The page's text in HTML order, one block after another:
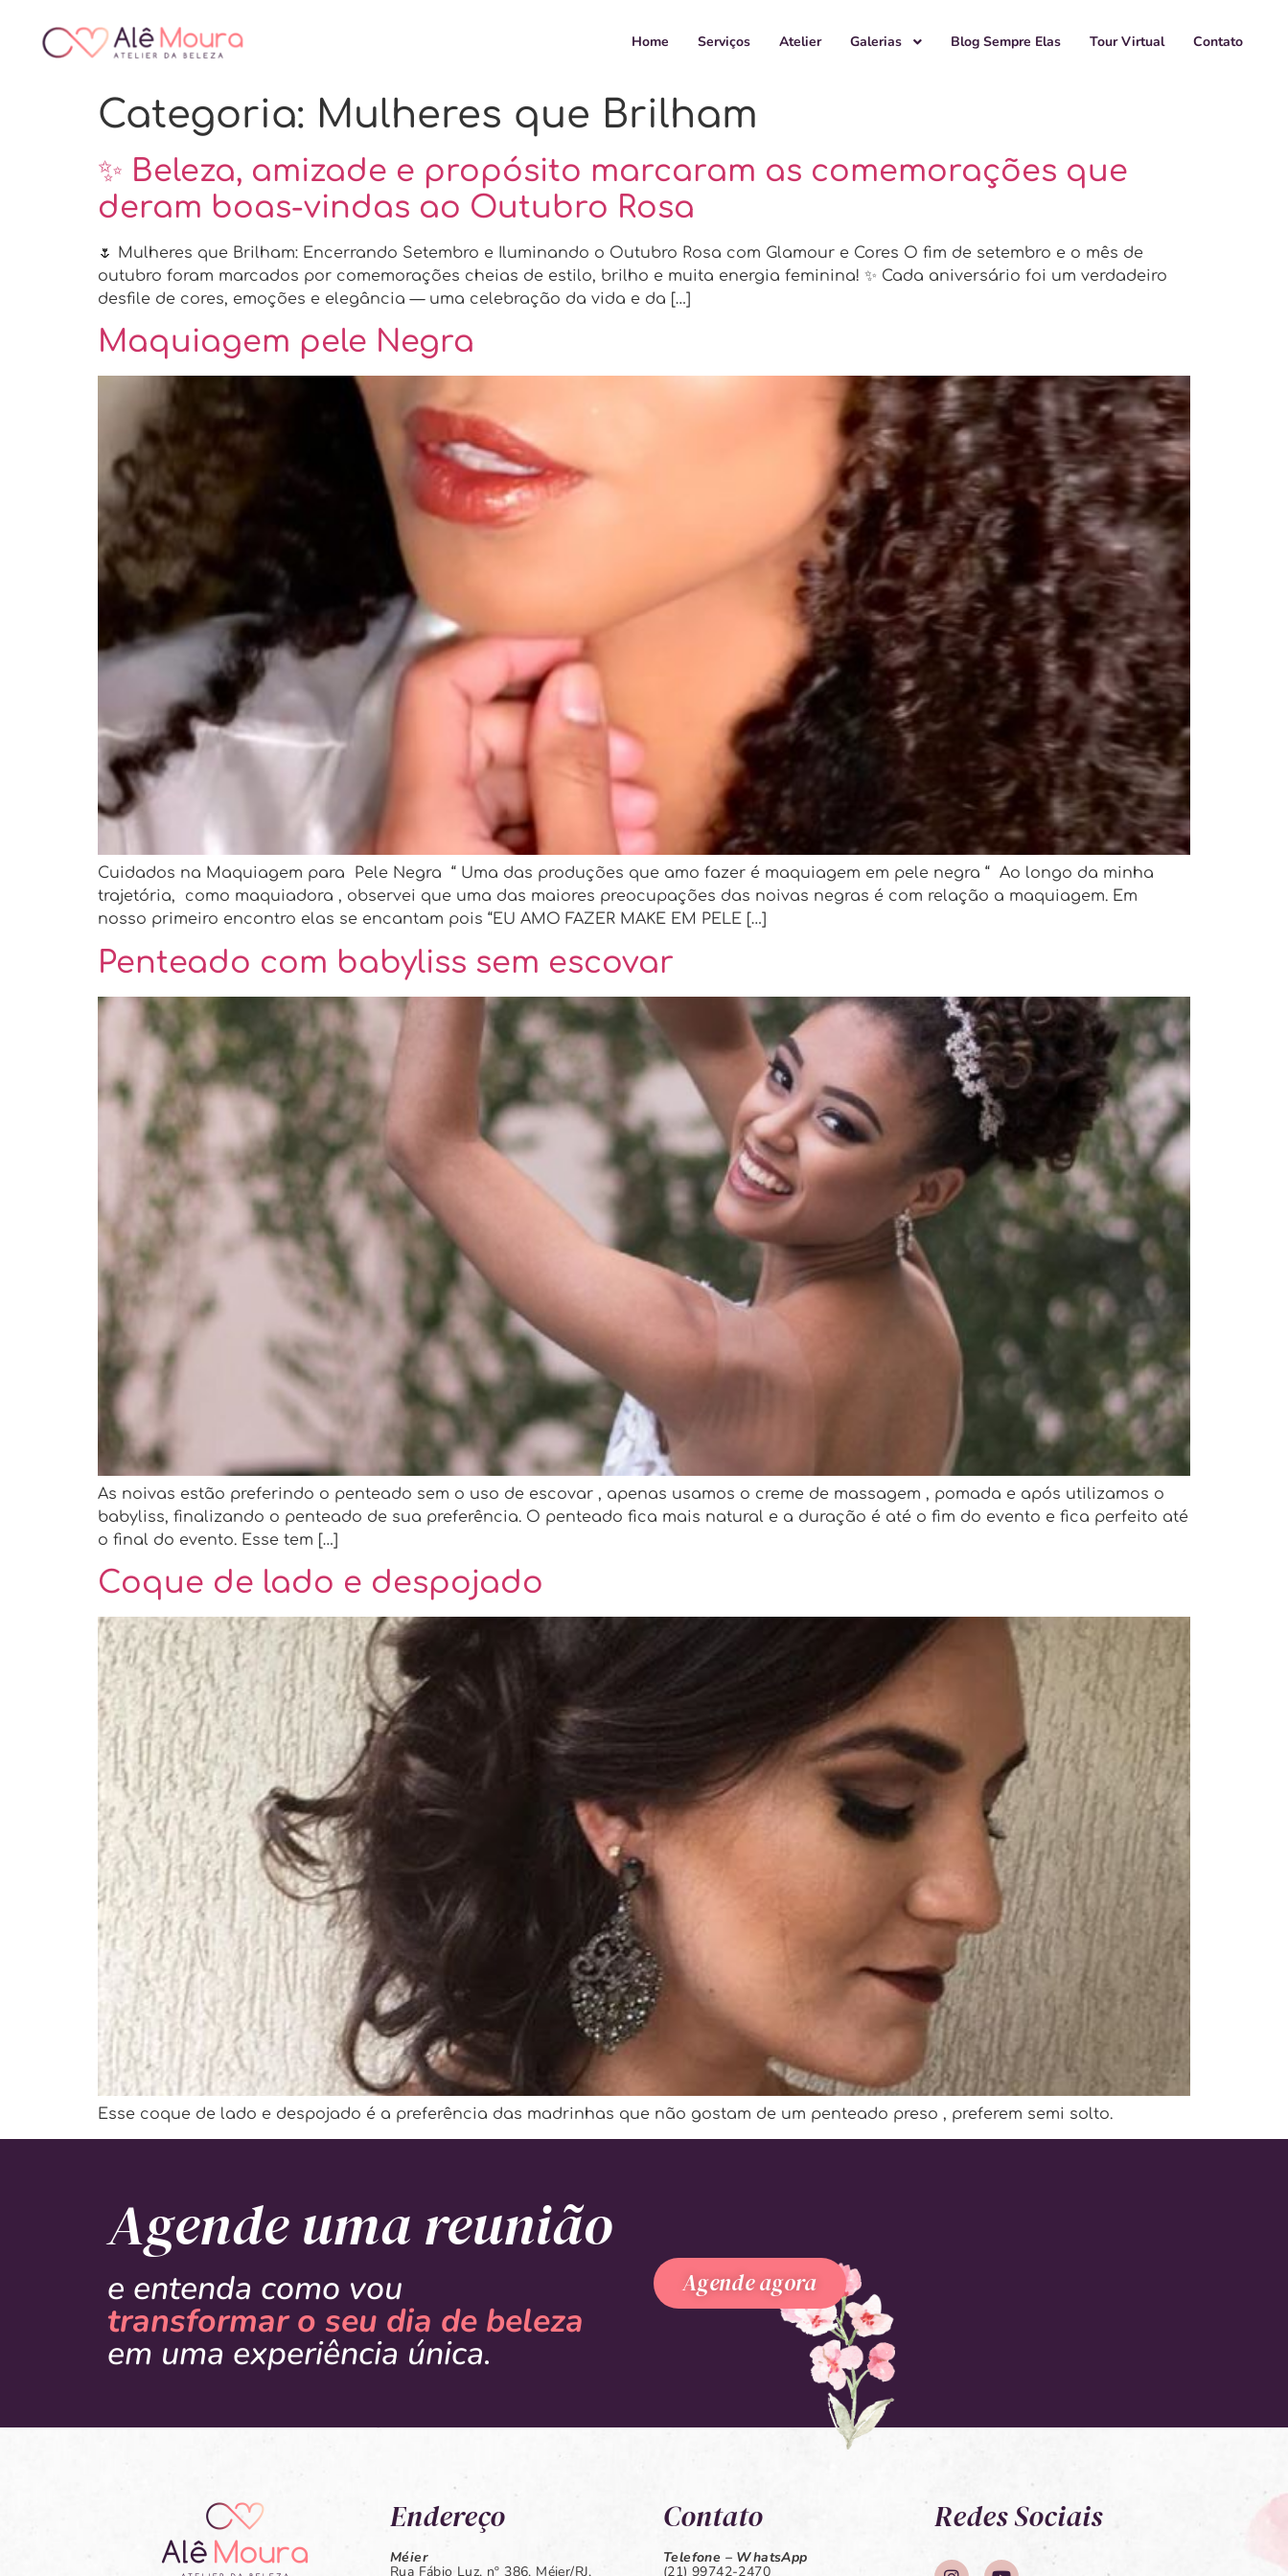
Home Serviços Atelier Galerias Blog Sempre Elas Tour Virtual Contato
Categoria: Mulheres que Brilham
✨ Beleza, amizade e propósito marcaram as comemorações que
deram boas-vindas ao Outubro Rosa
🌷 Mulheres que Brilham: Encerrando Setembro e Iluminando o Outubro Rosa com Glamour e Cores O fim de setembro e o mês de
outubro foram marcados por comemorações cheias de estilo, brilho e muita energia feminina! ✨ Cada aniversário foi um verdadeiro
desfile de cores, emoções e elegância — uma celebração da vida e da […]
Maquiagem pele Negra
Cuidados na Maquiagem para Pele Negra “ Uma das produções que amo fazer é maquiagem em pele negra “ Ao longo da minha
trajetória, como maquiadora , observei que uma das maiores preocupações das noivas negras é com relação a maquiagem. Em
nosso primeiro encontro elas se encantam pois “EU AMO FAZER MAKE EM PELE […]
Penteado com babyliss sem escovar
As noivas estão preferindo o penteado sem o uso de escovar , apenas usamos o creme de massagem , pomada e após utilizamos o
babyliss, finalizando o penteado de sua preferência. O penteado fica mais natural e a duração é até o fim do evento e fica perfeito até
o final do evento. Esse tem […]
Coque de lado e despojado
Esse coque de lado e despojado é a preferência das madrinhas que não gostam de um penteado preso , preferem semi solto.
Agende uma reunião
e entenda como vou
transformar o seu dia de beleza
em uma experiência única.
Agende agora
Endereço
Méier
Rua Fábio Luz, nº 386, Méier/RJ,
Contato
Telefone – WhatsApp
(21) 99742-2470
Redes Sociais